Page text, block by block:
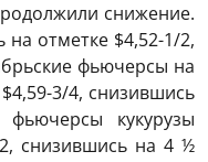
снижение.
отметке $4,52-1/2,
фьючерсы на
3/4, снизившись
кукурузы
снизившись на 4 ½